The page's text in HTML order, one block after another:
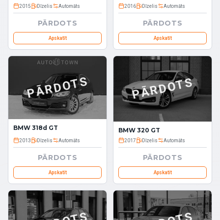
2015 Dīzelis Automāts
PĀRDOTS
Apskatīt
2016 Dīzelis Automāts
PĀRDOTS
Apskatīt
PĀRDOTS
BMW 318d GT
2013 Dīzelis Automāts
PĀRDOTS
Apskatīt
PĀRDOTS
BMW 320 GT
2017 Dīzelis Automāts
PĀRDOTS
Apskatīt